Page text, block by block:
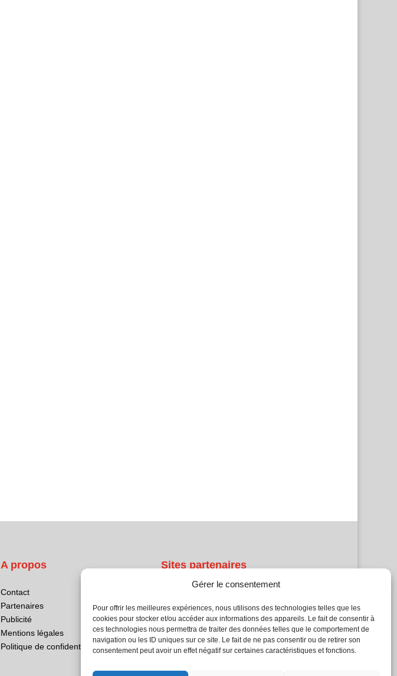
Gérer le consentement
Pour offrir les meilleures expériences, nous utilisons des technologies telles que les
cookies pour stocker et/ou accéder aux informations des appareils. Le fait de consentir à
ces technologies nous permettra de traiter des données telles que le comportement de
navigation ou les ID uniques sur ce site. Le fait de ne pas consentir ou de retirer son
consentement peut avoir un effet négatif sur certaines caractéristiques et fonctions.
A propos
Contact
Partenaires
Publicité
Mentions légales
Politique de confidentialité
Sites partenaires
Atrium Patrimoine
Kiosque 21
L'Atelier Bois
Planète Bâtiment
batijournal TV